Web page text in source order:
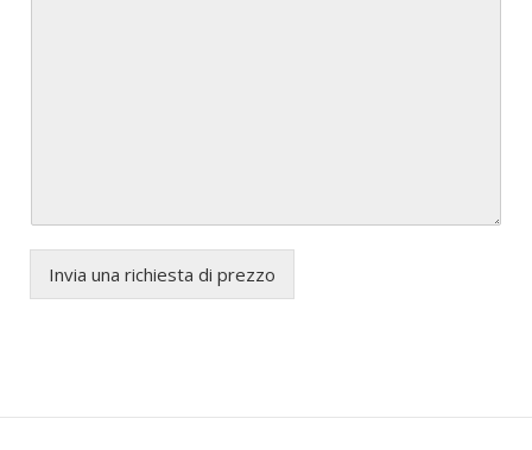
Invia una richiesta di prezzo